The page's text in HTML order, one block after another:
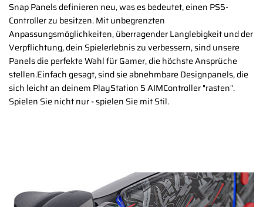
Snap Panels definieren neu, was es bedeutet, einen PS5-
Controller zu besitzen. Mit unbegrenzten
Anpassungsmöglichkeiten, überragender Langlebigkeit und der
Verpflichtung, dein Spielerlebnis zu verbessern, sind unsere
Panels die perfekte Wahl für Gamer, die höchste Ansprüche
stellen.Einfach gesagt, sind sie abnehmbare Designpanels, die
sich leicht an deinem PlayStation 5 AIMController "rasten".
Spielen Sie nicht nur - spielen Sie mit Stil.